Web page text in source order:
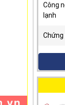
Công
lạnh
Chứng
Tính
Hút